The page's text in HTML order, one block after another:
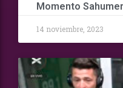
Momento
14 noviembre, 2023